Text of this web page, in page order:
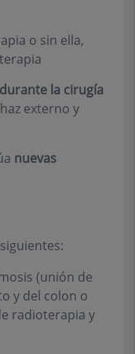
o sin ella,
la cirugía
externo y
nuevas
(unión de
y del colon o
radioterapia y